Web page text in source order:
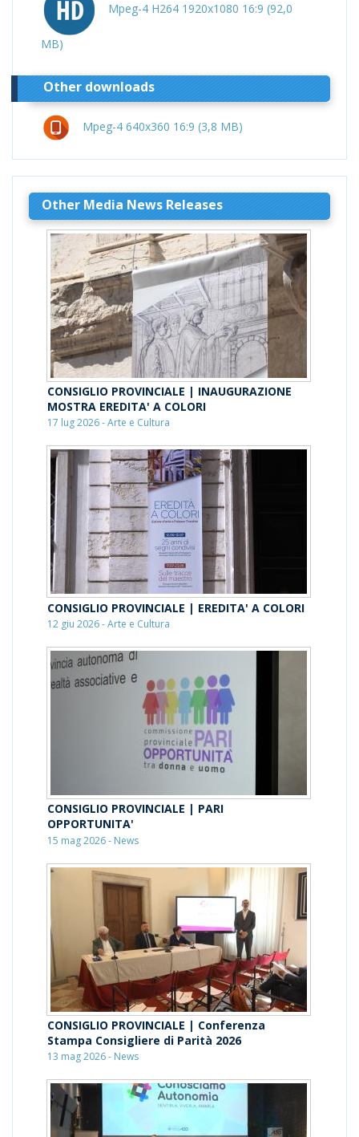
Mpeg-4 H264 1920x1080 16:9 (92,0
MB)
Other downloads
Mpeg-4 640x360 16:9 (3,8 MB)
Other Media News Releases
CONSIGLIO PROVINCIALE | INAUGURAZIONE
MOSTRA EREDITA' A COLORI
17 lug 2026 - Arte e Cultura
CONSIGLIO PROVINCIALE | EREDITA' A COLORI
12 giu 2026 - Arte e Cultura
CONSIGLIO PROVINCIALE | PARI
OPPORTUNITA'
15 mag 2026 - News
CONSIGLIO PROVINCIALE | Conferenza
Stampa Consigliere di Parità 2026
13 mag 2026 - News